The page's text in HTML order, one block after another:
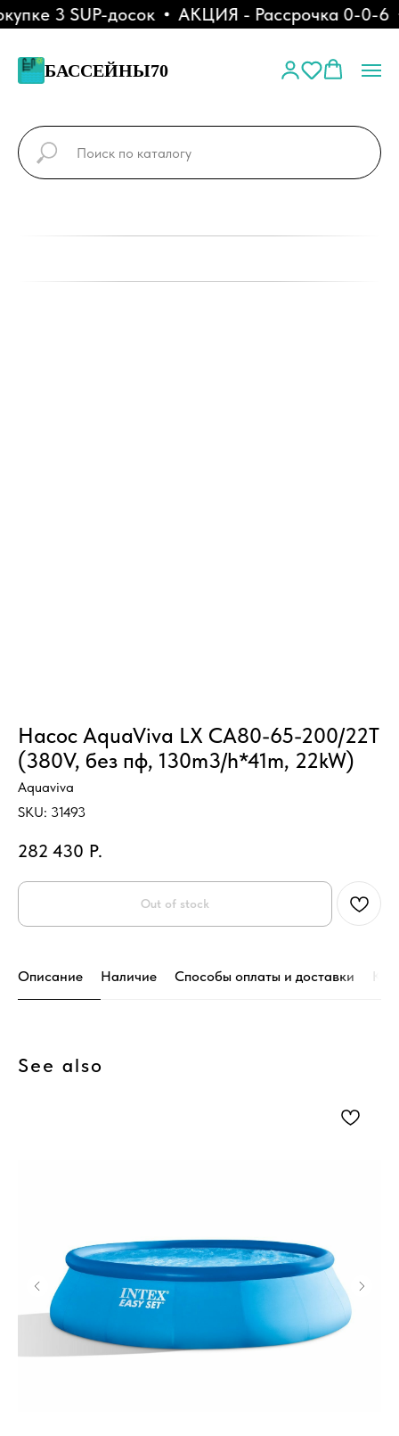
3 SUP-досок АКЦИЯ - Рассрочка 0-0-6
БАССЕЙНЫ70
Насос AquaViva LX CA80-65-200/22T
(380V, без пф, 130m3/h*41m, 22kW)
Aquaviva
SKU: 31493
282 430 Р.
Out of stock
Описание Наличие Способы оплаты и доставки
See also